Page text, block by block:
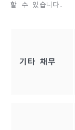
할 수 있습니다.
기타 채무